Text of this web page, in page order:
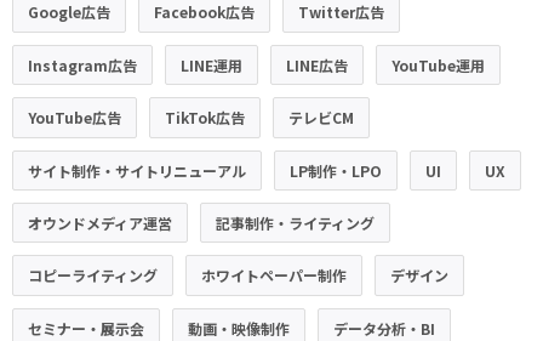
Google広告 Facebook広告 Twitter広告
Instagram広告 LINE運用 LINE広告 YouTube運用
YouTube広告 TikTok広告 テレビCM
サイト制作・サイトリニューアル LP制作・LPO UI UX
オウンドメディア運営 記事制作・ライティング
コピーライティング ホワイトペーパー制作 デザイン
セミナー・展示会 動画・映像制作 データ分析・BI